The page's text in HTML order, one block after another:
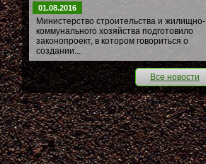
01.08.2016
Министерство строительства и жилищно-
коммунального хозяйства подготовило
законопроект, в котором говориться о
создании...
Все новости